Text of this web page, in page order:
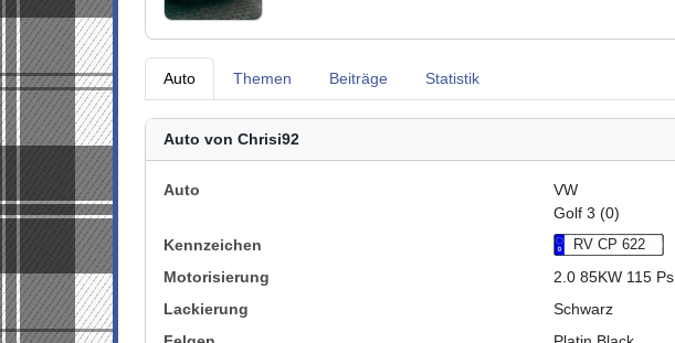
Auto Themen Beiträge Statistik
Auto von Chrisi92
Auto
VW
Golf 3 (0)
Kennzeichen
RV CP 622
Motorisierung
2.0 85KW 115 Ps
Lackierung
Schwarz